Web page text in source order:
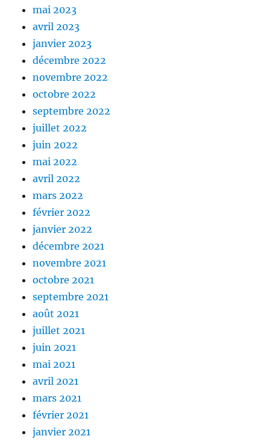
mai 2023
avril 2023
janvier 2023
décembre 2022
novembre 2022
octobre 2022
septembre 2022
juillet 2022
juin 2022
mai 2022
avril 2022
mars 2022
février 2022
janvier 2022
décembre 2021
novembre 2021
octobre 2021
septembre 2021
août 2021
juillet 2021
juin 2021
mai 2021
avril 2021
mars 2021
février 2021
janvier 2021